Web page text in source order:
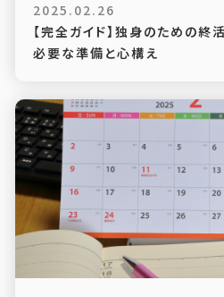
2025.02.26
【完全ガイド】独身のための終
必要な準備と心構え